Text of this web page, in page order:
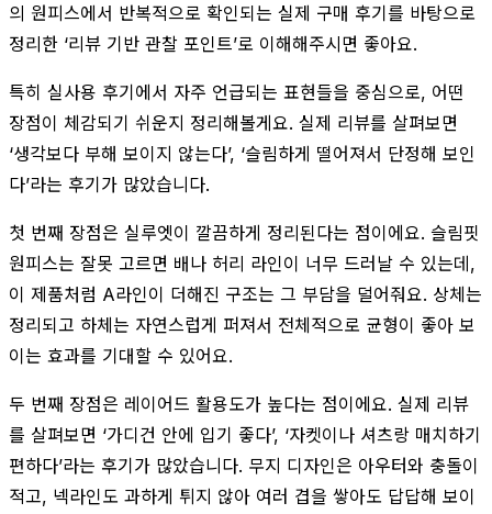
의 원피스에서 반복적으로 확인되는 실제 구매 후기를 바탕으로
정리한 ‘리뷰 기반 관찰 포인트’로 이해해주시면 좋아요.
특히 실사용 후기에서 자주 언급되는 표현들을 중심으로, 어떤
장점이 체감되기 쉬운지 정리해볼게요. 실제 리뷰를 살펴보면
‘생각보다 부해 보이지 않는다’, ‘슬림하게 떨어져서 단정해 보인
다’라는 후기가 많았습니다.
첫 번째 장점은 실루엣이 깔끔하게 정리된다는 점이에요. 슬림핏
원피스는 잘못 고르면 배나 허리 라인이 너무 드러날 수 있는데,
이 제품처럼 A라인이 더해진 구조는 그 부담을 덜어줘요. 상체는
정리되고 하체는 자연스럽게 퍼져서 전체적으로 균형이 좋아 보
이는 효과를 기대할 수 있어요.
두 번째 장점은 레이어드 활용도가 높다는 점이에요. 실제 리뷰
를 살펴보면 ‘가디건 안에 입기 좋다’, ‘자켓이나 셔츠랑 매치하기
편하다’라는 후기가 많았습니다. 무지 디자인은 아우터와 충돌이
적고, 넥라인도 과하게 튀지 않아 여러 겹을 쌓아도 답답해 보이